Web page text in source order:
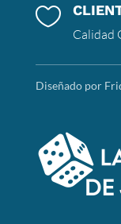

Calidad
Diseñado por